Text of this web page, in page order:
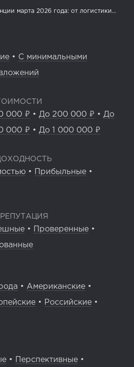
марта 2026 года: от логистики...
• С минимальными
000 ₽ • До 200 000 ₽ • До
000 ₽ • До 1 000 000 ₽
• Прибыльные •
• Проверенные •
• Американские •
• Российские •
• Перспективные •